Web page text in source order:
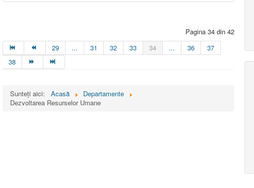
Pagina 34 din 42
29
... 31 32 33 34 ... 36
37
38
Sunteți aici: Acasă
Departamente
Dezvoltarea Resurselor Umane